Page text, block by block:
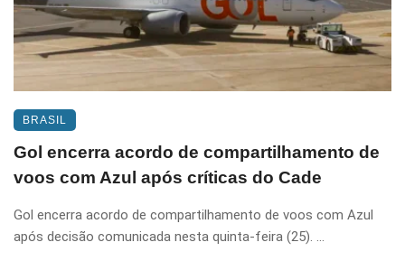
BRASIL
Gol encerra acordo de compartilhamento de
voos com Azul após críticas do Cade
Gol encerra acordo de compartilhamento de voos com Azul
após decisão comunicada nesta quinta-feira (25). ...